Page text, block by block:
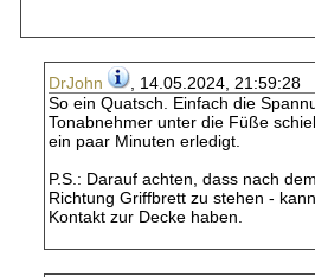
DrJohn
, 14.05.2024, 21:59:28
So ein Quatsch. Einfach die
Tonabnehmer unter die Füße
ein paar Minuten erledigt.
P.S.: Darauf achten, dass nach
Richtung Griffbrett zu stehen -
Kontakt zur Decke haben.